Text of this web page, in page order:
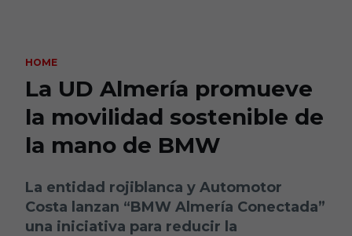
HOME
La UD Almería promueve
la movilidad sostenible de
la mano de BMW
La entidad rojiblanca y Automotor
Costa lanzan “BMW Almería Conectada”
una iniciativa para reducir la